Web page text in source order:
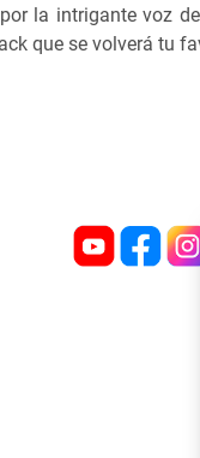
la intrigante voz
que se volverá tu